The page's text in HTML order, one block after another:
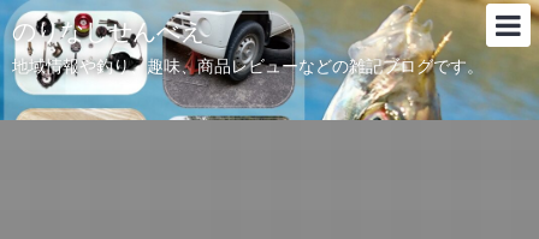
のりなしせんべえ
地域情報や釣り、趣味、商品レビューなどの雑記ブログです。